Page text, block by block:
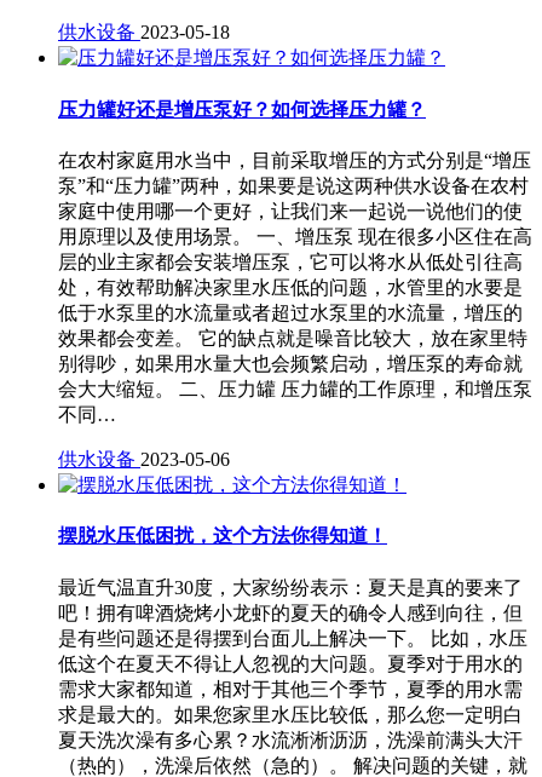
供水设备 2023-05-18
压力罐好还是增压泵好？如何选择压力罐？
在农村家庭用水当中，目前采取增压的方式分别是“增压
泵”和“压力罐”两种，如果要是说这两种供水设备在农村
家庭中使用哪一个更好，让我们来一起说一说他们的使
用原理以及使用场景。 一、增压泵 现在很多小区住在高
层的业主家都会安装增压泵，它可以将水从低处引往高
处，有效帮助解决家里水压低的问题，水管里的水要是
低于水泵里的水流量或者超过水泵里的水流量，增压的
效果都会变差。 它的缺点就是噪音比较大，放在家里特
别得吵，如果用水量大也会频繁启动，增压泵的寿命就
会大大缩短。 二、压力罐 压力罐的工作原理，和增压泵
不同…
供水设备 2023-05-06
摆脱水压低困扰，这个方法你得知道！
最近气温直升30度，大家纷纷表示：夏天是真的要来了
吧！拥有啤酒烧烤小龙虾的夏天的确令人感到向往，但
是有些问题还是得摆到台面儿上解决一下。 比如，水压
低这个在夏天不得让人忽视的大问题。夏季对于用水的
需求大家都知道，相对于其他三个季节，夏季的用水需
求是最大的。如果您家里水压比较低，那么您一定明白
夏天洗次澡有多心累？水流淅淅沥沥，洗澡前满头大汗
（热的），洗澡后依然（急的）。 解决问题的关键，就